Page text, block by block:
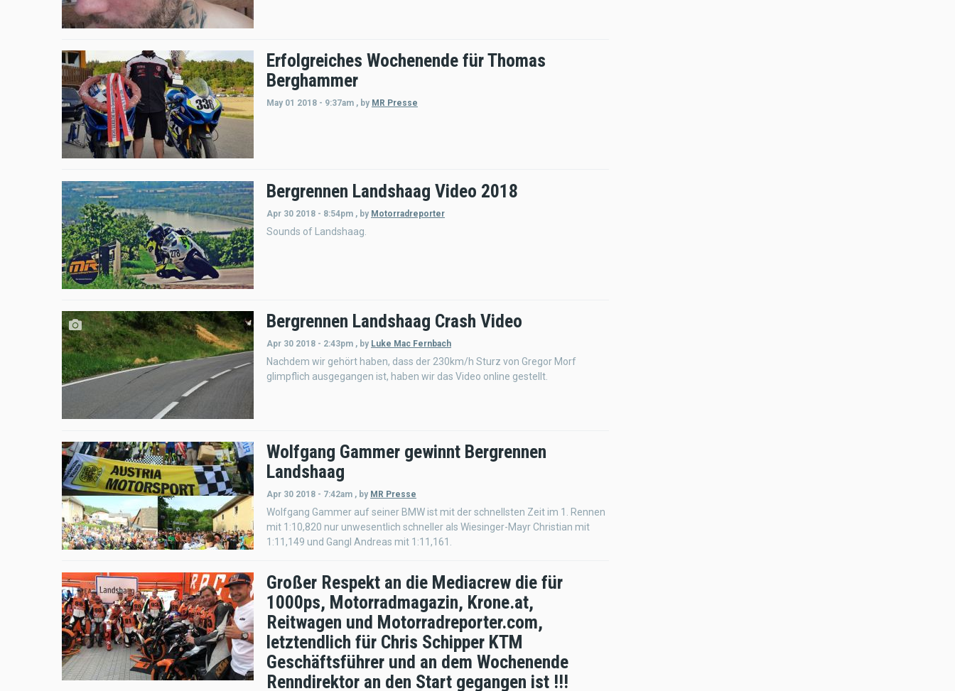
Erfolgreiches Wochenende für Thomas
Berghammer
May 01 2018 - 9:37am , by MR Presse
Bergrennen Landshaag Video 2018
Apr 30 2018 - 8:54pm , by Motorradreporter
Sounds of Landshaag.
Bergrennen Landshaag Crash Video
Apr 30 2018 - 2:43pm , by Luke Mac Fernbach
Nachdem wir gehört haben, dass der 230km/h Sturz von Gregor Morf
glimpflich ausgegangen ist, haben wir das Video online gestellt.
Wolfgang Gammer gewinnt Bergrennen
Landshaag
Apr 30 2018 - 7:42am , by MR Presse
Wolfgang Gammer auf seiner BMW ist mit der schnellsten Zeit im 1. Rennen
mit 1:10,820 nur unwesentlich schneller als Wiesinger-Mayr Christian mit
1:11,149 und Gangl Andreas mit 1:11,161.
Großer Respekt an die Mediacrew die für
1000ps, Motorradmagazin, Krone.at,
Reitwagen und Motorradreporter.com,
letztendlich für Chris Schipper KTM
Geschäftsführer und an dem Wochenende
Renndirektor an den Start gegangen ist !!!